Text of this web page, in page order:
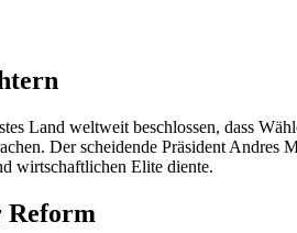
Land weltweit beschlossen, dass
Der scheidende Präsident Andres
wirtschaftlichen Elite diente.
Reform